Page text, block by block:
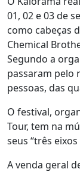
01, 02 e 03 de
como cabeças
Chemical
Segundo a
passaram pelo
pessoas, das
O festival,
Tour, tem na
seus “três
A venda geral